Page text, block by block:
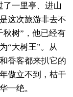
了一里亭、进山
这次旅游非去不
树”，他已经有
“大树王”。从
香客都来扒它的
傲立不到，枯干
一绝。